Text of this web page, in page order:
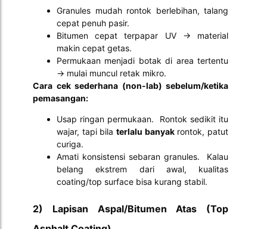
Granules mudah rontok berlebihan, talang
cepat penuh pasir.
Bitumen cepat terpapar UV → material
makin cepat getas.
Permukaan menjadi botak di area tertentu
→ mulai muncul retak mikro.
Cara cek sederhana (non-lab) sebelum/ketika
pemasangan:
Usap ringan permukaan. Rontok sedikit itu
wajar, tapi bila terlalu banyakrontok, patut
curiga.
Amati konsistensi sebaran granules. Kalau
belang ekstrem dari awal, kualitas
coating/top surface bisa kurang stabil.
2) Lapisan Aspal/Bitumen Atas (Top